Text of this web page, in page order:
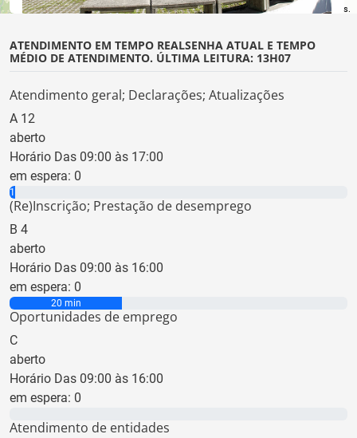
©OpenStreetMap contributors.
ATENDIMENTO EM TEMPO REALSENHA ATUAL E TEMPO
MÉDIO DE ATENDIMENTO. ÚLTIMA LEITURA: 13H07
Atendimento geral; Declarações; Atualizações
A 12
aberto
Horário Das 09:00 às 17:00
em espera: 0
1 min
(Re)Inscrição; Prestação de desemprego
B 4
aberto
Horário Das 09:00 às 16:00
em espera: 0
20 min
Oportunidades de emprego
C
aberto
Horário Das 09:00 às 16:00
em espera: 0
Atendimento de entidades